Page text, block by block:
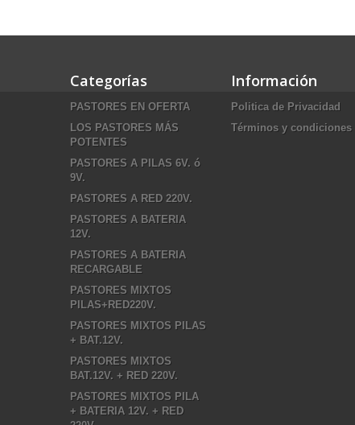
Categorías
PASTORES EN OFERTA
LOS PASTORES MÁS
POTENTES
PASTORES A PILAS 6V. ó
9V.
PASTORES A RED 220V.
PASTORES A BATERIA
12V.
PASTORES A BATERIA
RECARGABLE
PASTORES MIXTOS
PILAS+RED220V.
PASTORES MIXTOS PILAS
+ BAT.12V.
PASTORES MIXTOS
BAT.12V. + RED 220V.
PASTORES MIXTOS PILA
+ BATERIA 12V. + RED
Información
Politica de Privacidad
Términos y condiciones